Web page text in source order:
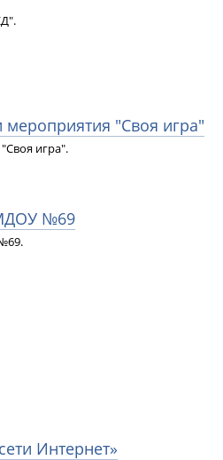
"Своя игра"
игра".
№69
Интернет»